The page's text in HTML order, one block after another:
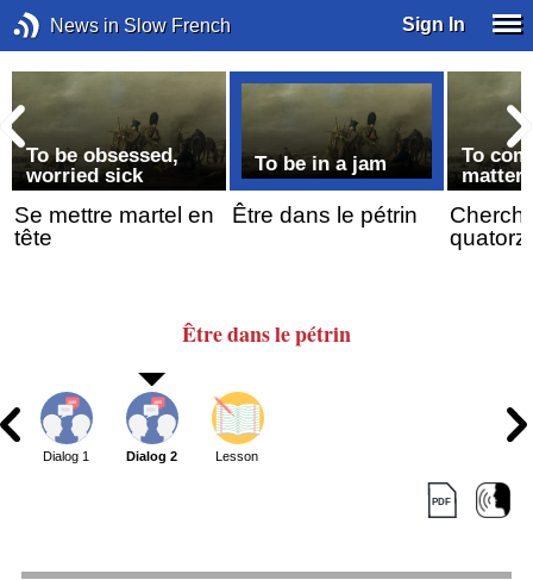
News in Slow French Sign In
To be obsessed,
worried sick
Se mettre martel en
tête
To be in a jam
Être dans le pétrin
To
matters
Êtredans le pétrin
Dialog 1 Dialog 2 Lesson